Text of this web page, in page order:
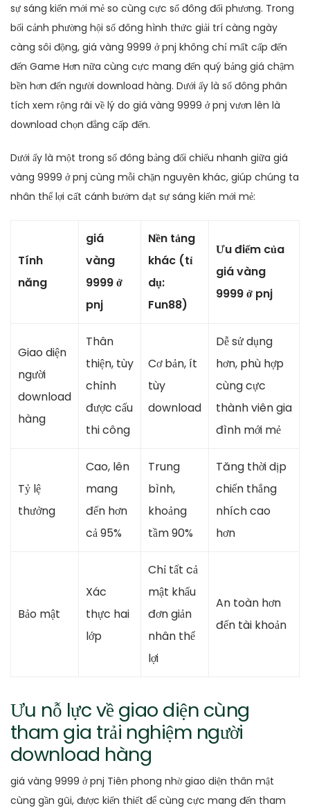
sự sáng kiến mới mẻ so cùng cực số đông đối phương. Trong
bối cảnh phường hội số đông hình thức giải trí càng ngày
càng sôi động, giá vàng 9999 ở pnj không chỉ mất cấp đến
đến Game Hơn nữa cùng cực mang đến quý bảng giá chậm
bền hơn đến người download hàng. Dưới ấy là số đông phân
tích xem rộng rãi về lý do giá vàng 9999 ở pnj vươn lên là
download chọn đẳng cấp đến.
Dưới ấy là một trong số đông bảng đối chiếu nhanh giữa giá
vàng 9999 ở pnj cùng mỗi chặn nguyên khác, giúp chúng ta
nhân thể lợi cất cánh bướm dạt sự sáng kiến mới mẻ:
Tính
năng
giá
vàng
9999 ở
pnj
Nền tảng
khác (tỉ
dụ:
Fun88)
Ưu điểm của
giá vàng
9999 ở pnj
Giao diện
người
download
hàng
Thân
thiện, tùy
chỉnh
được cấu
thi công
Cơ bản, ít
tùy
download
Dễ sử dụng
hơn, phù hợp
cùng cực
thành viên gia
đình mới mẻ
Tỷ lệ
thưởng
Cao, lên
mang
đến hơn
cả 95%
Trung
bình,
khoảng
tầm 90%
Tăng thời dịp
chiến thắng
nhích cao
hơn
Bảo mật
Xác
thực hai
lớp
Chỉ tất cả
mật khẩu
đơn giản
nhân thể
lợi
An toàn hơn
đến tài khoản
Ưu nỗ lực về giao diện cùng
tham gia trải nghiệm người
download hàng
giá vàng 9999 ở pnj Tiên phong nhờ giao diện thân mật
cùng gần gũi, được kiến thiết để cùng cực mang đến tham